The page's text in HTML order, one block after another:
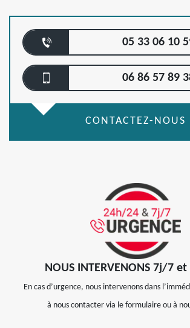
05 33 06 10
06 86 57 89
CONTACTEZ-NOUS
NOUS INTERVENONS 7j/7
En cas d’urgence, nous intervenons dans
à nous contacter via le formulaire ou à